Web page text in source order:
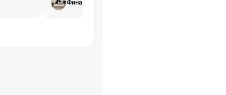
документооборота с целью
Финансовый юрист